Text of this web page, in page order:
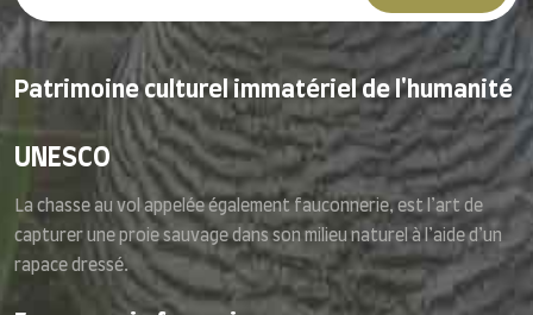
Patrimoine culturel immatériel de l'humanité
UNESCO
La chasse au vol appelée également fauconnerie, est l’art de
capturer une proie sauvage dans son milieu naturel à l’aide d’un
rapace dressé.